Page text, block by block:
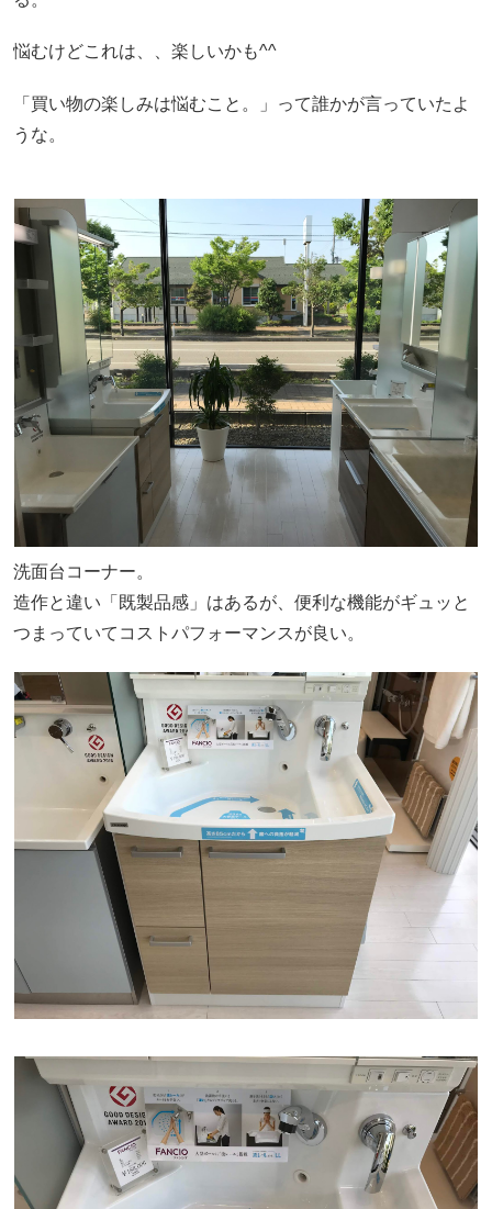
悩むけどこれは、、楽しいかも^^
「買い物の楽しみは悩むこと。」って誰かが言っていたよ
うな。
洗面台コーナー。
造作と違い「既製品感」はあるが、便利な機能がギュッと
つまっていてコストパフォーマンスが良い。